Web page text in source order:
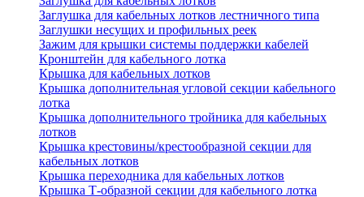
Заглушка для кабельных лотков лестничного типа
Заглушки несущих и профильных реек
Зажим для крышки системы поддержки кабелей
Кронштейн для кабельного лотка
Крышка для кабельных лотков
Крышка дополнительная угловой секции кабельного
лотка
Крышка дополнительного тройника для кабельных
лотков
Крышка крестовины/крестообразной секции для
кабельных лотков
Крышка переходника для кабельных лотков
Крышка Т-образной секции для кабельного лотка